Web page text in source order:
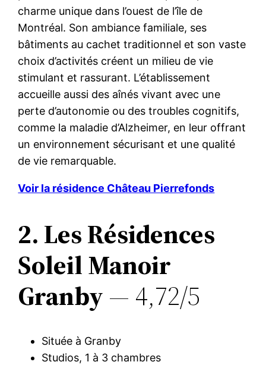
charme unique dans l’ouest de l’île de
Montréal. Son ambiance familiale, ses
bâtiments au cachet traditionnel et son vaste
choix d’activités créent un milieu de vie
stimulant et rassurant. L’établissement
accueille aussi des aînés vivant avec une
perte d’autonomie ou des troubles cognitifs,
comme la maladie d’Alzheimer, en leur offrant
un environnement sécurisant et une qualité
de vie remarquable.
Voir la résidence Château Pierrefonds
2. Les Résidences
Soleil Manoir
Granby— 4,72/5
Située à Granby
Studios, 1 à 3 chambres